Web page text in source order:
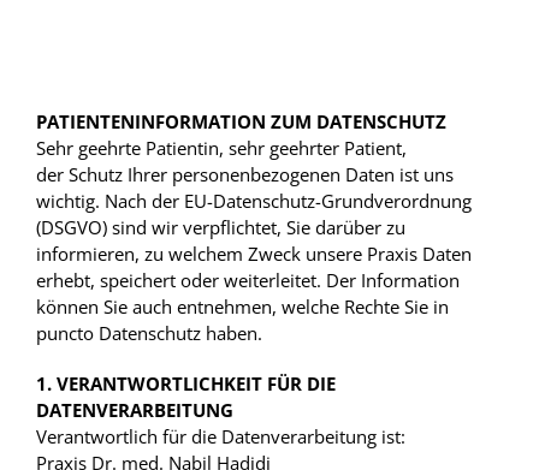
PATIENTENINFORMATION ZUM DATENSCHUTZ
Sehr geehrte Patientin, sehr geehrter Patient,
der Schutz Ihrer personenbezogenen Daten ist uns
wichtig. Nach der EU-Datenschutz-Grundverordnung
(DSGVO) sind wir verpflichtet, Sie darüber zu
informieren, zu welchem Zweck unsere Praxis Daten
erhebt, speichert oder weiterleitet. Der Information
können Sie auch entnehmen, welche Rechte Sie in
puncto Datenschutz haben.
1. VERANTWORTLICHKEIT FÜR DIE
DATENVERARBEITUNG
Verantwortlich für die Datenverarbeitung ist:
Praxis Dr. med. Nabil Hadidi